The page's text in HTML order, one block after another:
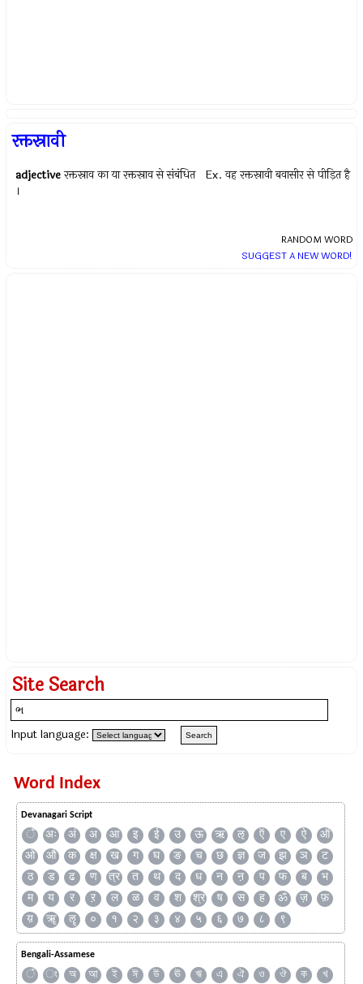
रक्तस्रावी
adjective रक्तस्राव का या रक्तस्राव से संबंधित Ex.वह रक्तस्रावी बवासीर से पीड़ित है
।
RANDOM WORD
SUGGEST A NEW WORD!
Site Search
Input language:
Word Index
Devanagari Script
ँ अः अं अ आ इ ई उ ऊ ऋ ऌ ऍ ए ऐ
ऑ
ओ
औ क क्ष ख ग घ ङ च छ ज्ञ ज झ ञ
ट
ठ
ड ढ ण त्र त थ द ध न ऩ प फ ब
भ
म
य र ऱ ल ळ व श श्र ष स ह ॐ ज़
फ़
य़
ॠ ॡ ० १ २ ३ ४ ५ ६ ७ ८ ९
Bengali-Assamese
ঁ ং অ আ ই ঈ উ ঊ ঋ এ ঐ ও ঔ ক
খ